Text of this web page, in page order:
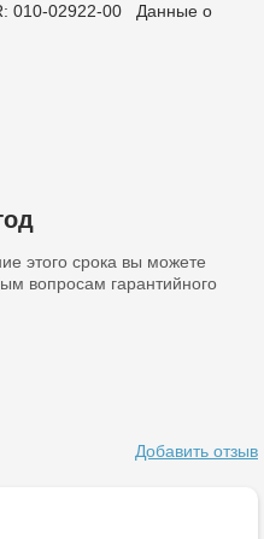
010-02922-00 Данные о
этого срока вы можете
вопросам гарантийного
Добавить отзыв